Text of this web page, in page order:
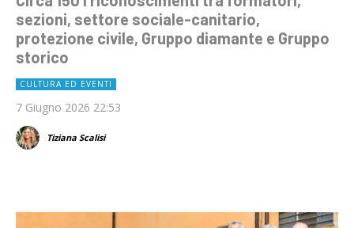
sezioni, settore sociale-canitario,
protezione civile, Gruppo diamante e Gruppo
storico
CULTURA ED EVENTI
7 Giugno 2026 22:53
Tiziana Scalisi